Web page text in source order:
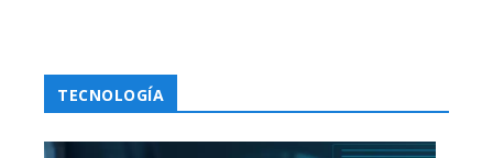
TECNOLOGÍA